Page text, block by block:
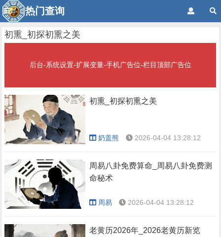
热门查询
初熏_初探初熏之美
后台-系统设置-扩展变量-手机广告位-栏目顶部广告位
初熏_初探初熏之美
奶盖熊 2026-04-04 13:28:12
周易八卦免费算命_周易八卦免费测
命秘术
周易 2026-04-04 13:28:12
老黄历2026年_2026老黄历新览